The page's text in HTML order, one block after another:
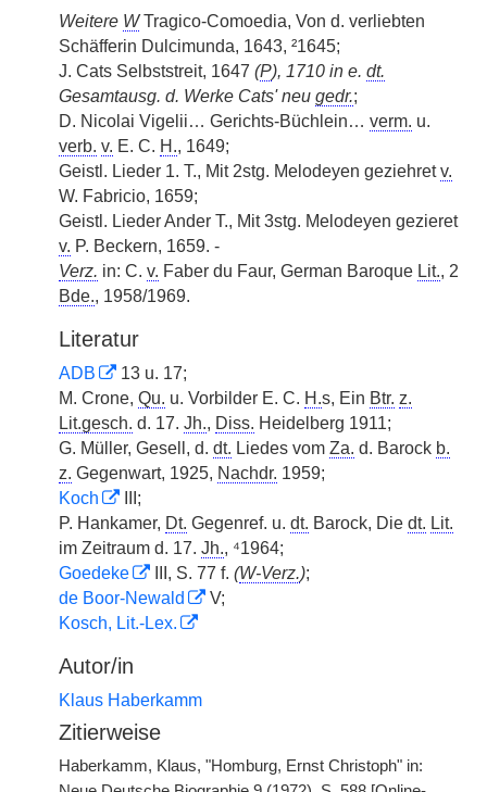
Weitere WTragico-Comoedia, Von d. verliebten
Schäfferin Dulcimunda, 1643, ²1645;
J. Cats Selbststreit, 1647 (P), 1710 in e. dt.
Gesamtausg. d. Werke Cats' neu gedr.;
D. Nicolai Vigelii… Gerichts-Büchlein… verm. u.
verb. v. E. C. H., 1649;
Geistl. Lieder 1. T., Mit 2stg. Melodeyen geziehretv.
W. Fabricio, 1659;
Geistl. Lieder Ander T., Mit 3stg. Melodeyen gezieret
v. P. Beckern, 1659. -
Verz. in: C. v. Faber du Faur, German Baroque Lit., 2
Bde., 1958/1969.
Literatur
ADB
13 u. 17;
M. Crone, Qu. u. Vorbilder E. C. H.s, Ein Btr. z.
Lit.gesch. d. 17. Jh., Diss. Heidelberg 1911;
G. Müller, Gesell, d. dt. Liedes vom Za. d. Barock b.
z. Gegenwart, 1925, Nachdr. 1959;
Koch
III;
P. Hankamer, Dt. Gegenref. u. dt. Barock, Die dt. Lit.
im Zeitraum d. 17. Jh., ⁴1964;
Goedeke
III, S. 77 f. (W-Verz.);
de Boor-Newald
V;
Kosch, Lit.-Lex.
Autor/in
Klaus Haberkamm
Zitierweise
Haberkamm, Klaus, "Homburg, Ernst Christoph" in: